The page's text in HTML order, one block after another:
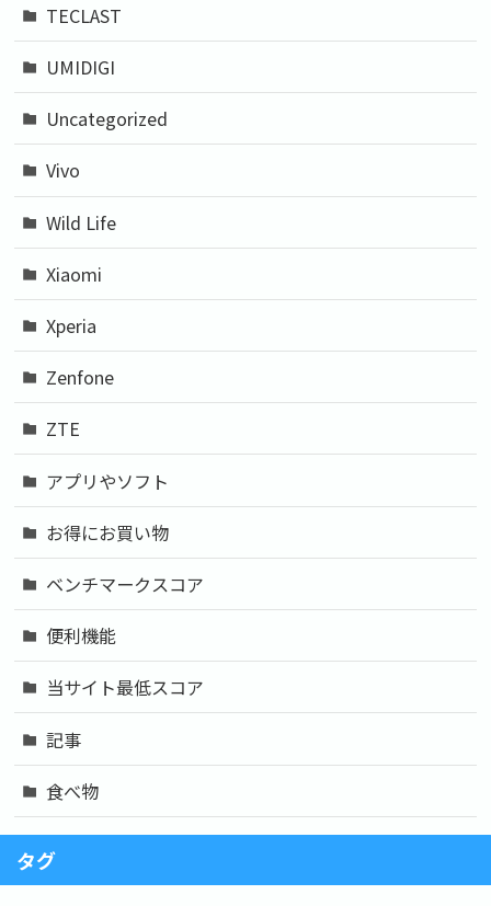
TECLAST
UMIDIGI
Uncategorized
Vivo
Wild Life
Xiaomi
Xperia
Zenfone
ZTE
アプリやソフト
お得にお買い物
ベンチマークスコア
便利機能
当サイト最低スコア
記事
食べ物
タグ